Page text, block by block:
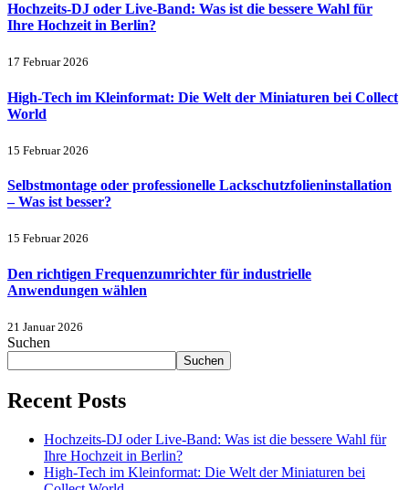
Hochzeits-DJ oder Live-Band: Was ist die bessere Wahl für
Ihre Hochzeit in Berlin?
17 Februar 2026
High-Tech im Kleinformat: Die Welt der Miniaturen bei Collect
World
15 Februar 2026
Selbstmontage oder professionelle Lackschutzfolieninstallation
– Was ist besser?
15 Februar 2026
Den richtigen Frequenzumrichter für industrielle
Anwendungen wählen
21 Januar 2026
Suchen
Suchen
Recent Posts
Hochzeits-DJ oder Live-Band: Was ist die bessere Wahl für
Ihre Hochzeit in Berlin?
High-Tech im Kleinformat: Die Welt der Miniaturen bei